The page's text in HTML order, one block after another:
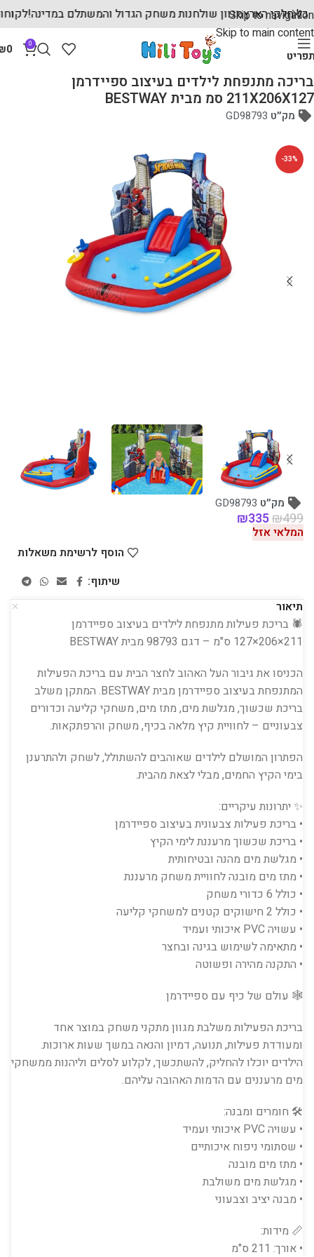
Skip to navigation
Skip to main content
0
0
עמוד הבית בריכות מתנפחות ומשטחי החלקה
בריכה מתנפחת לילדים בעיצוב ספיידרמן
211X206X127 סמ מבית BESTWAY
מק״ט
-33%
מק״ט
₪499
₪335
המלאי אזל
הוסף לרשימת משאלות
שיתוף:
תיאור
🕷️ בריכת פעילות מתנפחת לילדים בעיצוב ספיידרמן
211×206×127 ס"מ – דגם 98793 מבית BESTWAY
הכניסו את גיבור העל האהוב לחצר הבית עם בריכת הפעילות
המתנפחת בעיצוב ספיידרמן מבית BESTWAY. המתקן משלב
בריכת שכשוך, מגלשת מים, מתז מים, משחקי קליעה וכדורים
צבעוניים – לחוויית קיץ מלאה בכיף, משחק והרפתקאות.
הפתרון המושלם לילדים שאוהבים להשתולל, לשחק ולהתרענן
בימי הקיץ החמים, מבלי לצאת מהבית.
✨ יתרונות עיקריים:
• בריכת פעילות צבעונית בעיצוב ספיידרמן
• בריכת שכשוך מרעננת לימי הקיץ
• מגלשת מים מהנה ובטיחותית
• מתז מים מובנה לחוויית משחק מרעננת
• כולל 6 כדורי משחק
• כולל 2 חישוקים קטנים למשחקי קליעה
• עשויה PVC איכותי ועמיד
• מתאימה לשימוש בגינה ובחצר
• התקנה מהירה ופשוטה
🕸️ עולם של כיף עם ספיידרמן
בריכת הפעילות משלבת מגוון מתקני משחק במוצר אחד
ומעודדת פעילות, תנועה, דמיון והנאה במשך שעות ארוכות.
הילדים יוכלו להחליק, להשתכשך, לקלוע לסלים וליהנות ממשחקי
מים מרעננים עם הדמות האהובה עליהם.
🛠️ חומרים ומבנה:
• עשויה PVC איכותי ועמיד
• שסתומי ניפוח איכותיים
• מתז מים מובנה
• מגלשת מים משולבת
• מבנה יציב וצבעוני
📏 מידות:
• אורך: 211 ס"מ
מגוון שולחנות משחק הגדול והמשתלם במדינה!לכל חלקי הארץ